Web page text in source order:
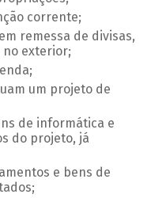
corrente;
remessa de divisas,
exterior;
um projeto de
de informática e
do projeto, já
e bens de